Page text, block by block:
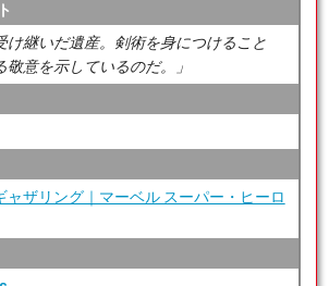
け継いだ遺産。剣術を身につけること
敬意を示しているのだ。」
ャザリング｜マーベル スーパー・ヒーロ